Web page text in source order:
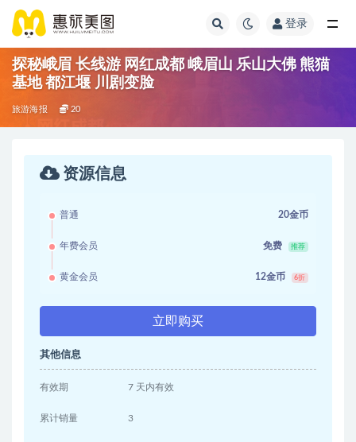
登录
探秘峨眉 长线游 网红成都 峨眉山 乐山大佛 熊猫
基地 都江堰 川剧变脸
旅游海报 20
资源信息
普通 20金币
年费会员 免费 推荐
黄金会员 12金币 6折
立即购买
其他信息
有效期 7 天内有效
累计销量 3